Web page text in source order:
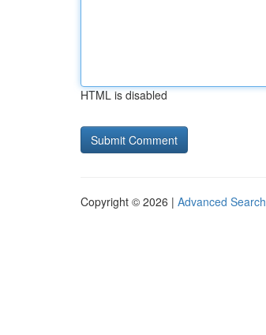
HTML is disabled
Copyright © 2026 | Advanced Search